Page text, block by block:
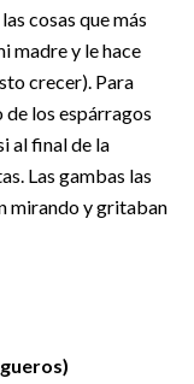
cosas que más
madre y le hace
crecer). Para
los espárragos
al final de la
Las gambas las
mirando y gritaban